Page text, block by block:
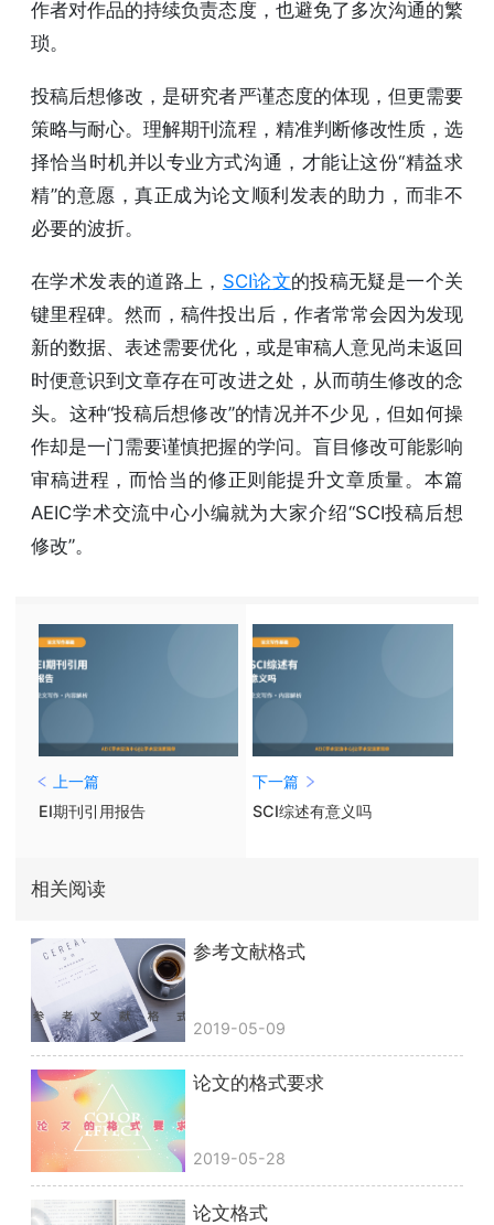
作者对作品的持续负责态度，也避免了多次沟通的繁
琐。
投稿后想修改，是研究者严谨态度的体现，但更需要
策略与耐心。理解期刊流程，精准判断修改性质，选
择恰当时机并以专业方式沟通，才能让这份“精益求
精”的意愿，真正成为论文顺利发表的助力，而非不
必要的波折。
在学术发表的道路上， SCI论文的投稿无疑是一个关
键里程碑。然而，稿件投出后，作者常常会因为发现
新的数据、表述需要优化，或是审稿人意见尚未返回
时便意识到文章存在可改进之处，从而萌生修改的念
头。这种“投稿后想修改”的情况并不少见，但如何操
作却是一门需要谨慎把握的学问。盲目修改可能影响
审稿进程，而恰当的修正则能提升文章质量。本篇
AEIC学术交流中心小编就为大家介绍“SCI投稿后想
修改”。
上一篇
EI期刊引用报告
下一篇
SCI综述有意义吗
相关阅读
参考文献格式
2019-05-09
论文的格式要求
2019-05-28
论文格式